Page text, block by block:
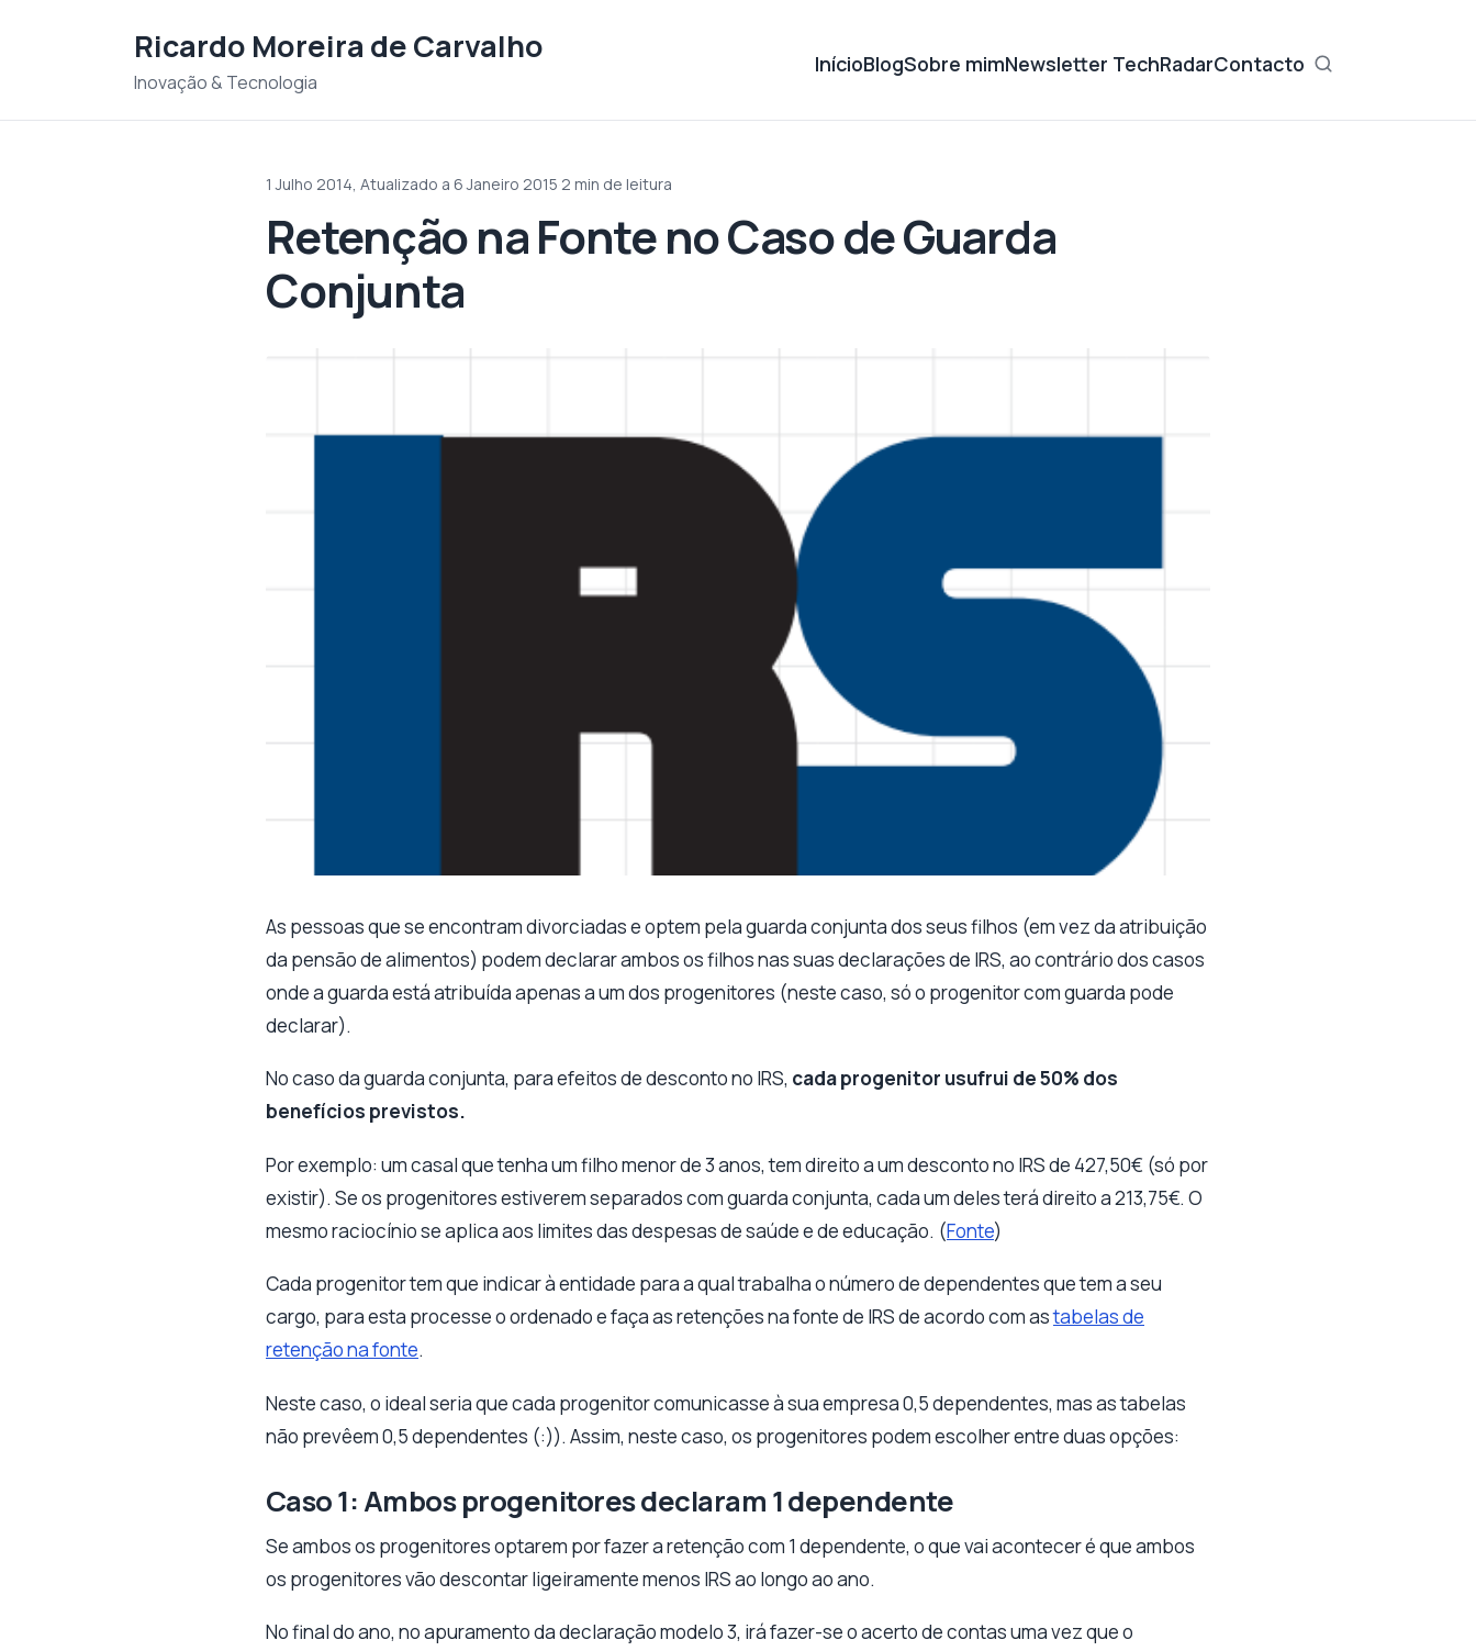
Ricardo Moreira de Carvalho
Inovação & Tecnologia
InícioBlogSobre mimNewsletter TechRadarContacto
1 Julho 2014, Atualizado a 6 Janeiro 2015 2 min de leitura
Retenção na Fonte no Caso de Guarda
Conjunta
As pessoas que se encontram divorciadas e optem pela guarda conjunta dos seus filhos (em vez da atribuição
da pensão de alimentos) podem declarar ambos os filhos nas suas declarações de IRS, ao contrário dos casos
onde a guarda está atribuída apenas a um dos progenitores (neste caso, só o progenitor com guarda pode
declarar).
No caso da guarda conjunta, para efeitos de desconto no IRS, cada progenitor usufrui de 50% dos
benefícios previstos.
Por exemplo: um casal que tenha um filho menor de 3 anos, tem direito a um desconto no IRS de 427,50€ (só por
existir). Se os progenitores estiverem separados com guarda conjunta, cada um deles terá direito a 213,75€. O
mesmo raciocínio se aplica aos limites das despesas de saúde e de educação. (Fonte)
Cada progenitor tem que indicar à entidade para a qual trabalha o número de dependentes que tem a seu
cargo, para esta processe o ordenado e faça as retenções na fonte de IRS de acordo com astabelas de
retenção na fonte.
Neste caso, o ideal seria que cada progenitor comunicasse à sua empresa 0,5 dependentes, mas as tabelas
não prevêem 0,5 dependentes (:)). Assim, neste caso, os progenitores podem escolher entre duas opções:
Caso 1: Ambos progenitores declaram 1 dependente
Se ambos os progenitores optarem por fazer a retenção com 1 dependente, o que vai acontecer é que ambos
os progenitores vão descontar ligeiramente menos IRS ao longo ao ano.
No final do ano, no apuramento da declaração modelo 3, irá fazer-se o acerto de contas uma vez que o